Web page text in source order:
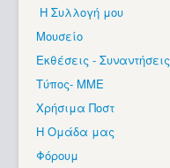
Η Συλλογή μου
Μουσείο
Εκθέσεις - Συναντήσεις
Τύπος- ΜΜΕ
Χρήσιμα Ποστ
Η Ομάδα μας
Φόρουμ